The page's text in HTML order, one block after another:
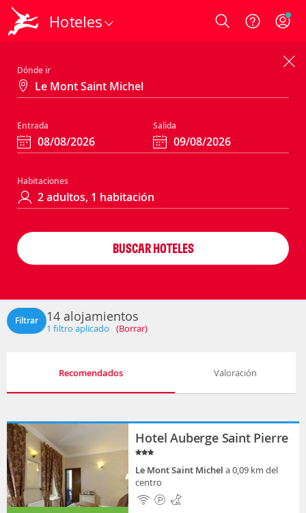
Hoteles Login
Dónde ir
Entrada Salida
Habitaciones
BUSCAR HOTELES
Filtrar 14 alojamientos
1 filtro aplicado (Borrar)
Recomendados Valoración
Hotel Auberge Saint Pierre
Le Mont Saint Michela 0,09 km del
centro